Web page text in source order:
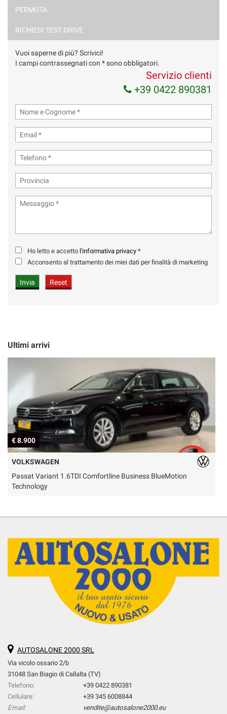
PERMUTA
RICHIEDI TEST DRIVE
Vuoi saperne di più? Scrivici!
I campi contrassegnati con * sono obbligatori.
Servizio clienti
+39 0422 890381
Ho letto e accetto l'informativa privacy *
Acconsento al trattamento dei miei dati per finalità di marketing
Ultimi arrivi
€ 8.900
VOLKSWAGEN
Passat Variant 1.6TDI Comfortline Business BlueMotion
Technology
AUTOSALONE 2000 SRL
Via vicolo ossario 2/b
31048 San Biagio di Callalta (TV)
Telefono:
+39 0422 890381
Cellulare:
+39 345 6008844
Email:
vendite@autosalone2000.eu